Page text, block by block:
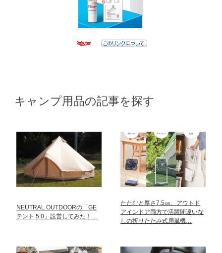
キャンプ用品の記事を探す
NEUTRAL OUTDOORの「GE
テント 5.0」設営してみた！…
たたむと厚さ7.5㎝、アウトド
アインドア両方で活躍間違いな
しの折りたたみ式扇風機…